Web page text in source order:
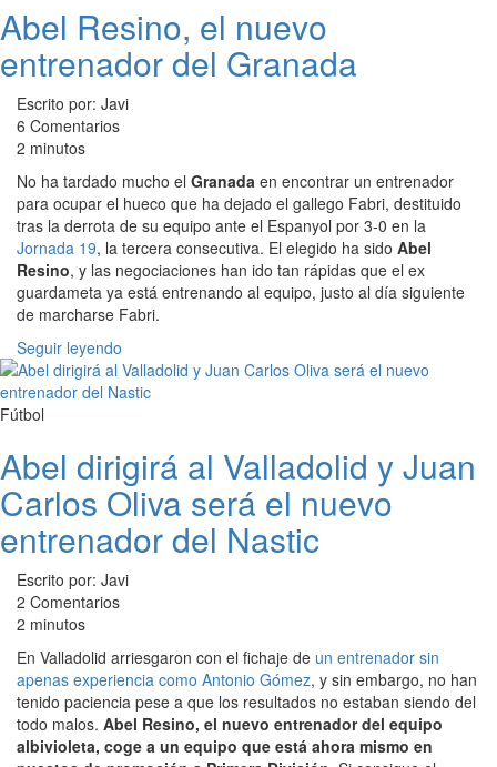
Abel Resino, el nuevo
entrenador del Granada
Escrito por: Javi
6 Comentarios
2 minutos
No ha tardado mucho el Granada en encontrar un entrenador
para ocupar el hueco que ha dejado el gallego Fabri, destituido
tras la derrota de su equipo ante el Espanyol por 3-0 en la
Jornada 19, la tercera consecutiva. El elegido ha sido Abel
Resino, y las negociaciones han ido tan rápidas que el ex
guardameta ya está entrenando al equipo, justo al día siguiente
de marcharse Fabri.
Seguir leyendo
Fútbol
Abel dirigirá al Valladolid y Juan
Carlos Oliva será el nuevo
entrenador del Nastic
Escrito por: Javi
2 Comentarios
2 minutos
En Valladolid arriesgaron con el fichaje de un entrenador sin
apenas experiencia como Antonio Gómez, y sin embargo, no han
tenido paciencia pese a que los resultados no estaban siendo del
todo malos. Abel Resino, el nuevo entrenador del equipo
albivioleta, coge a un equipo que está ahora mismo en